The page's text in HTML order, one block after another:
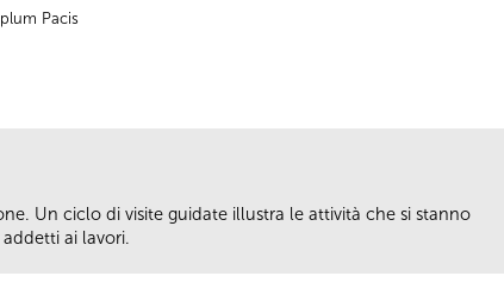
Pacis
Un ciclo di visite guidate illustra le attività che si stanno
ai lavori.